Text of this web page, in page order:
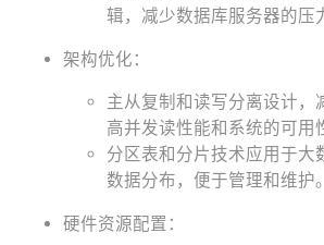
辑，减少数据库服务器的压
架构优化：
主从复制和读写分离设计，
高并发读性能和系统的可用
分区表和分片技术应用于大
数据分布，便于管理和维护。
硬件资源配置：